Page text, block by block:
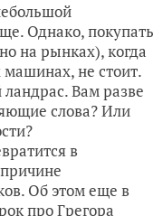
Однако, покупать
на рынках), когда
машинах, не стоит.
Вам разве
слова? Или
в
Об этом еще в
про Грегора